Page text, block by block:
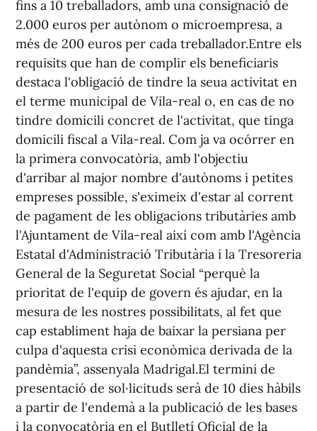
fins a 10 treballadors, amb una consignació de
2.000 euros per autònom o microempresa, a
més de 200 euros per cada treballador.Entre els
requisits que han de complir els beneficiaris
destaca l'obligació de tindre la seua activitat en
el terme municipal de Vila-real o, en cas de no
tindre domicili concret de l'activitat, que tinga
domicili fiscal a Vila-real. Com ja va ocórrer en
la primera convocatòria, amb l'objectiu
d'arribar al major nombre d'autònoms i petites
empreses possible, s'eximeix d'estar al corrent
de pagament de les obligacions tributàries amb
l'Ajuntament de Vila-real així com amb l'Agència
Estatal d'Administració Tributària i la Tresoreria
General de la Seguretat Social “perquè la
prioritat de l'equip de govern és ajudar, en la
mesura de les nostres possibilitats, al fet que
cap establiment haja de baixar la persiana per
culpa d'aquesta crisi econòmica derivada de la
pandèmia”, assenyala Madrigal.El termini de
presentació de sol·licituds serà de 10 dies hàbils
a partir de l'endemà a la publicació de les bases
i la convocatòria en el Butlletí Oficial de la